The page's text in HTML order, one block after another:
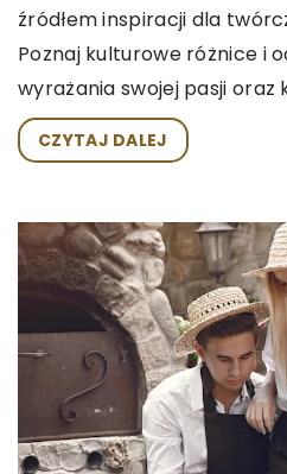
źródłem inspiracji dla
Poznaj kulturowe różnice i
wyrażania swojej pasji oraz
CZYTAJ DALEJ